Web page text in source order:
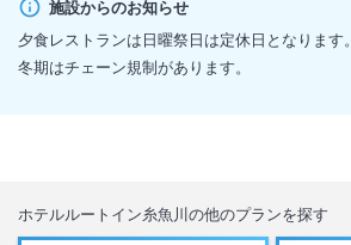
施設からのお知らせ
夕食レストランは日曜祭日は定休日となります。
冬期はチェーン規制があります。
ホテルルートイン糸魚川の他のプランを探す